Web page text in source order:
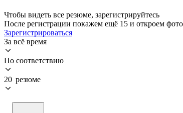
Чтобы видеть все резюме, зарегистрируйтесь
После регистрации покажем ещё 15 и откроем фото
Зарегистрироваться
За всё время
По соответствию
20 резюме